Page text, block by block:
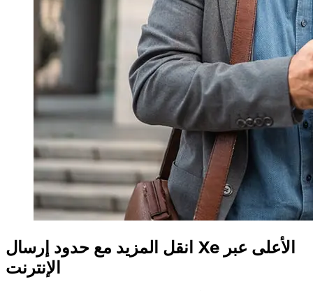
انقل المزيد مع حدود إرسال Xe الأعلى عبر
الإنترنت